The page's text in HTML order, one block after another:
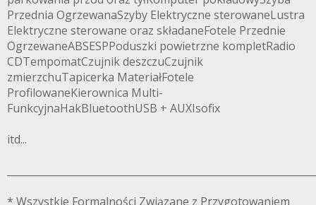
Przednia OgrzewanaSzyby Elektryczne sterowaneLustra
Elektryczne sterowane oraz składaneFotele Przednie
OgrzewaneABSESPPoduszki powietrzne kompletRadio
CDTempomatCzujnik deszczuCzujnik
zmierzchuTapicerka MateriałFotele
ProfilowaneKierownica Multi-
FunkcyjnaHakBluetoothUSB + AUXIsofix
itd...
* Wszystkie Formalności Związane z Przygotowaniem